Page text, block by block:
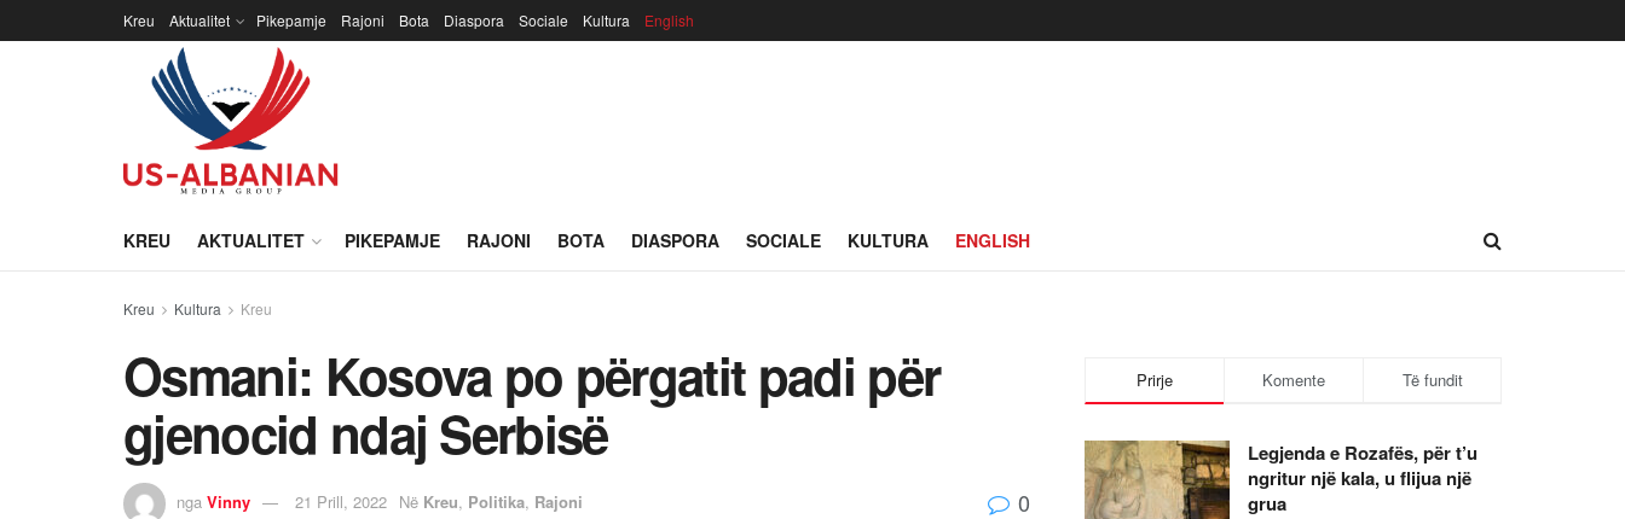
Kreu Aktualitet Pikepamje Rajoni Bota Diaspora Sociale Kultura English
KREU AKTUALITET PIKEPAMJE RAJONI BOTA DIASPORA SOCIALE KULTURA ENGLISH
Kreu Kultura Kreu
Osmani: Kosova po përgatit padi për
gjenocid ndaj Serbisë
nga Vinny 21 Prill, 2022 Në Kreu, Politika, Rajoni 0
Prirje Komente Të fundit
Legjenda e Rozafës, për t’u
ngritur një kala, u flijua një
grua